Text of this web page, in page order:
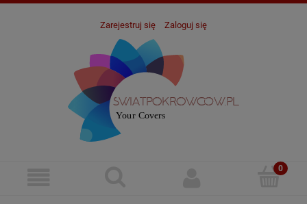
Zarejestruj się Zaloguj się